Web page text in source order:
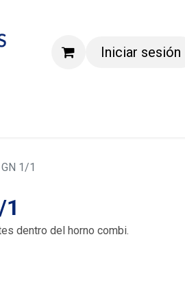
Iniciar sesión
1/1
dentro del horno combi.